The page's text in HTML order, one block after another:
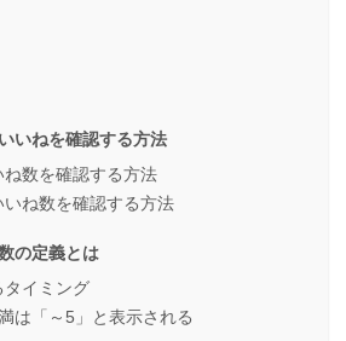
いねを確認する方法
ね数を確認する方法
いね数を確認する方法
の定義とは
タイミング
は「～5」と表示される